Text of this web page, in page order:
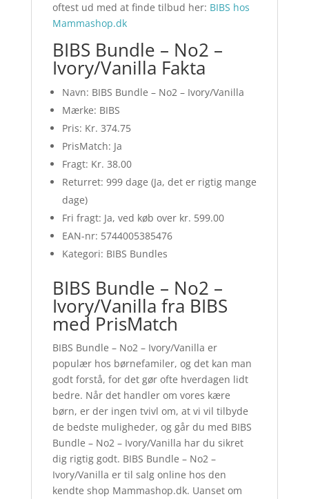
oftest ud med at finde tilbud her: BIBS hos
Mammashop.dk
BIBS Bundle – No2 –
Ivory/Vanilla Fakta
Navn: BIBS Bundle – No2 – Ivory/Vanilla
Mærke: BIBS
Pris: Kr. 374.75
PrisMatch: Ja
Fragt: Kr. 38.00
Returret: 999 dage (Ja, det er rigtig mange
dage)
Fri fragt: Ja, ved køb over kr. 599.00
EAN-nr: 5744005385476
Kategori: BIBS Bundles
BIBS Bundle – No2 –
Ivory/Vanilla fra BIBS
med PrisMatch
BIBS Bundle – No2 – Ivory/Vanilla er
populær hos børnefamiler, og det kan man
godt forstå, for det gør ofte hverdagen lidt
bedre. Når det handler om vores kære
børn, er der ingen tvivl om, at vi vil tilbyde
de bedste muligheder, og går du med BIBS
Bundle – No2 – Ivory/Vanilla har du sikret
dig rigtig godt. BIBS Bundle – No2 –
Ivory/Vanilla er til salg online hos den
kendte shop Mammashop.dk. Uanset om